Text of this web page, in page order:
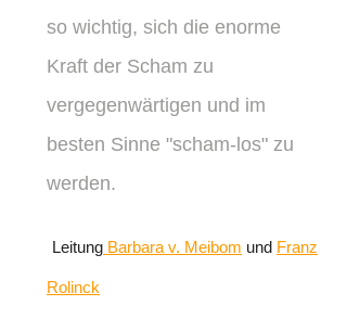
so wichtig, sich die enorme
Kraft der Scham zu
vergegenwärtigen und im
besten Sinne "scham-los" zu
werden.
Leitung Barbara v. Meibom und Franz
Rolinck